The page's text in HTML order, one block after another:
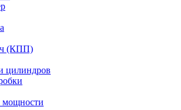
(КПП)
цилиндров
мощности